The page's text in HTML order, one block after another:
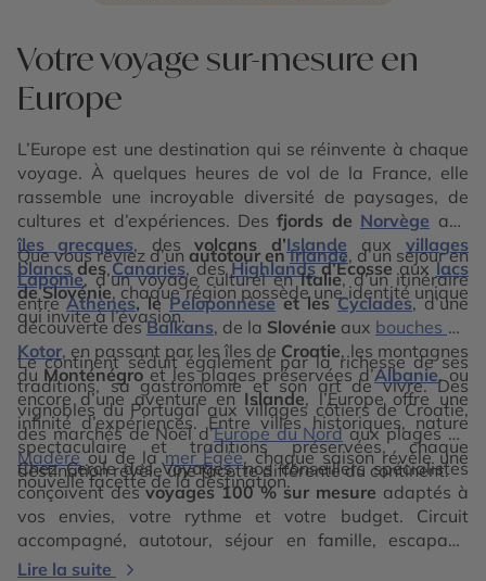
Votre voyage sur-mesure en
Europe
L’Europe est une destination qui se réinvente à chaque
voyage. À quelques heures de vol de la France, elle
rassemble une incroyable diversité de paysages, de
cultures et d’expériences. Des fjords de Norvège aux
îles grecques, des volcans d’Islande aux villages
blancsdesCanaries, desHighlandsd’Écosse auxlacs
de Slovénie, chaque région possède une identité unique
qui invite à l’évasion.
Que vous rêviez d’un autotour enIrlande, d’un séjour en
Laponie, d’un voyage culturel enItalie, d’un itinéraire
entreAthènes, lePéloponnèseet lesCyclades, d’une
découverte desBalkans, de la Slovénie aux bouches de
Kotor, en passant par les îles de Croatie, les montagnes
du Monténégroet les plages préservées d’Albanie, ou
encore d’une aventure en Islande, l’Europe offre une
infinité d’expériences. Entre villes historiques, nature
spectaculaire et traditions préservées, chaque
destination révèle une facette différente du continent.
Le continent séduit également par la richesse de ses
traditions, sa gastronomie et son art de vivre. Des
vignobles du Portugal aux villages côtiers de Croatie,
des marchés de Noël d’Europe du Nordaux plages de
Madèreou de lamer Égée, chaque saison révèle une
nouvelle facette de la destination.
Chez Cercle des Voyages, nos conseillers spécialistes
conçoivent desvoyages 100 % sur mesure adaptés à
vos envies, votre rythme et votre budget. Circuit
accompagné, autotour, séjour en famille, escapade
romantique ou voyage d’exception : nous imaginons
Lire la suite